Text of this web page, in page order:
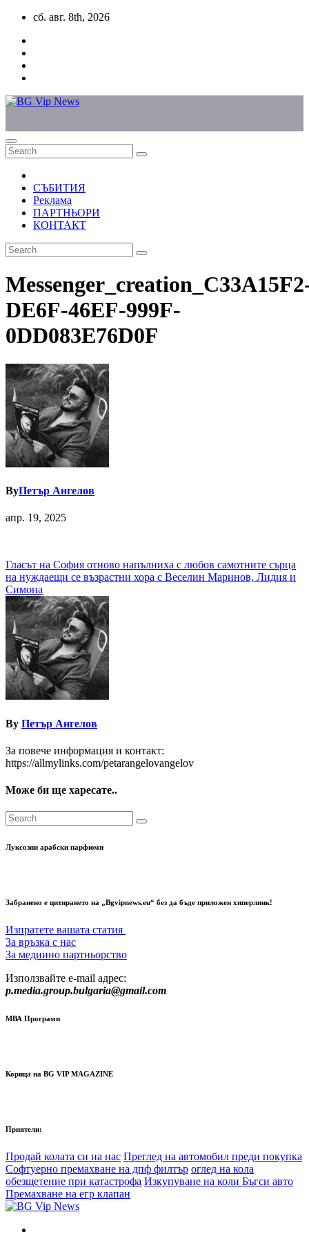
Skip
content
сб. авг. 8th, 2026
СЪБИТИЯ
Реклама
ПАРТНЬОРИ
КОНТАКТ
DE6F-46EF-999F-
0DD083E76D0F
ByПетър Ангелов
апр. 19, 2025
Навигация
Гласът на София отново напълниха с любов самотните сърца
на нуждаещи се възрастни хора с Веселин Маринов, Лидия и
Симона
By Петър Ангелов
За повече информация и контакт:
https://allmylinks.com/petarangelovangelov
Може би ще харесате..
Луксозни арабски парфюми
Забранено е цитирането на „Bgvipnews.eu“ без да бъде приложен хиперлинк!
Изпратете вашата статия
За връзка с нас
За медиино партньорство
Използвайте e-mail адрес:
p.media.group.bulgaria@gmail.com
МВА Програми
Корица на BG VIP MAGAZINE
Приятели:
Продай колата си на нас Преглед на автомобил преди покупка
Софтуерно премахване на дпф филтър оглед на кола
обезщетение при катастрофа Изкупуване на коли Бъгси авто
Премахване на егр клапан